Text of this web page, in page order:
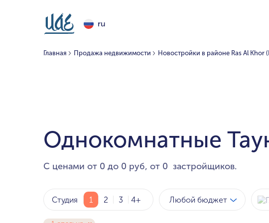
ru
Главная Продажа недвижимости Новостройки в районе Ras Al Khor
Однокомнатные
С ценами от 0 до 0 руб, от 0 застройщиков.
Студия 1 2 3 4+ Любой бюджет